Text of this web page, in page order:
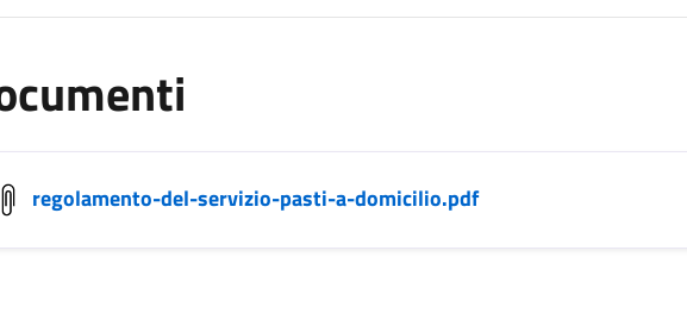
regolamento-del-servizio-pasti-a-domicilio.pdf